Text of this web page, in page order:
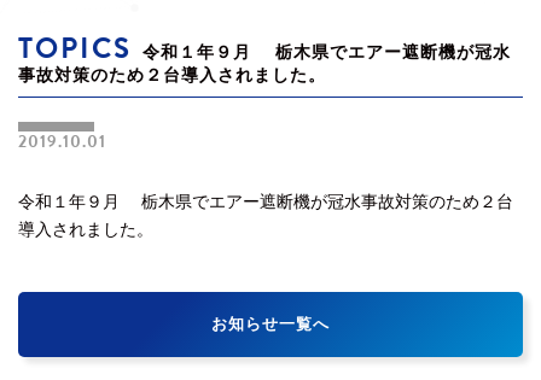
TOPICS
令和１年９月 栃木県でエアー遮断機が冠水
事故対策のため２台導入されました。
2019.10.01
令和１年９月 栃木県でエアー遮断機が冠水事故対策のため２台
導入されました。
お知らせ一覧へ